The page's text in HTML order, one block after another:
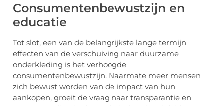
Consumentenbewustzijn en
educatie
Tot slot, een van de belangrijkste lange termijn
effecten van de verschuiving naar duurzame
onderkleding is het verhoogde
consumentenbewustzijn. Naarmate meer mensen
zich bewust worden van de impact van hun
aankopen, groeit de vraag naar transparantie en